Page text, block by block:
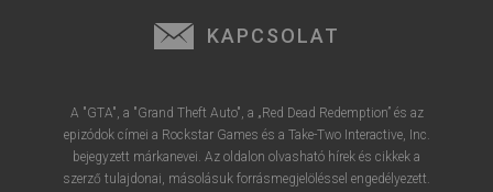
KAPCSOLAT
A "GTA", a "Grand Theft Auto", a „Red Dead Redemption” és az
epizódok címei a Rockstar Games és a Take-Two Interactive, Inc.
bejegyzett márkanevei. Az oldalon olvasható hírek és cikkek a
szerző tulajdonai, másolásuk forrásmegjelöléssel engedélyezett.